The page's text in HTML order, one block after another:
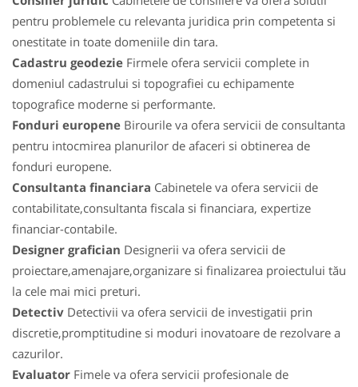
pentru problemele cu relevanta juridica prin competenta si
onestitate in toate domeniile din tara.
Cadastru geodezie Firmele ofera servicii complete in
domeniul cadastrului si topografiei cu echipamente
topografice moderne si performante.
Fonduri europene Birourile va ofera servicii de consultanta
pentru intocmirea planurilor de afaceri si obtinerea de
fonduri europene.
Consultanta financiara Cabinetele va ofera servicii de
contabilitate,consultanta fiscala si financiara, expertize
financiar-contabile.
Designer grafician Designerii va ofera servicii de
proiectare,amenajare,organizare si finalizarea proiectului tău
la cele mai mici preturi.
Detectiv Detectivii va ofera servicii de investigatii prin
discretie,promptitudine si moduri inovatoare de rezolvare a
cazurilor.
Evaluator Fimele va ofera servicii profesionale de